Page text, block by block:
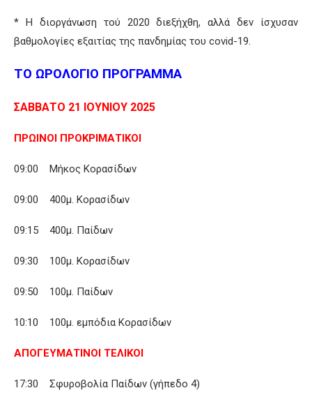
* Η διοργάνωση τού 2020 διεξήχθη, αλλά δεν ίσχυσαν
βαθμολογίες εξαιτίας της πανδημίας του covid-19.
ΤΟ ΩΡΟΛΟΓΙΟ ΠΡΟΓΡΑΜΜΑ
ΣΑΒΒΑΤΟ 21 ΙΟΥΝΙΟΥ 2025
ΠΡΩΙΝΟΙ ΠΡΟΚΡΙΜΑΤΙΚΟΙ
09:00 Μήκος Κορασίδων
09:00 400μ. Κορασίδων
09:15 400μ. Παίδων
09:30 100μ. Κορασίδων
09:50 100μ. Παίδων
10:10 100μ. εμπόδια Κορασίδων
ΑΠΟΓΕΥΜΑΤΙΝΟΙ ΤΕΛΙΚΟΙ
17:30 Σφυροβολία Παίδων (γήπεδο 4)